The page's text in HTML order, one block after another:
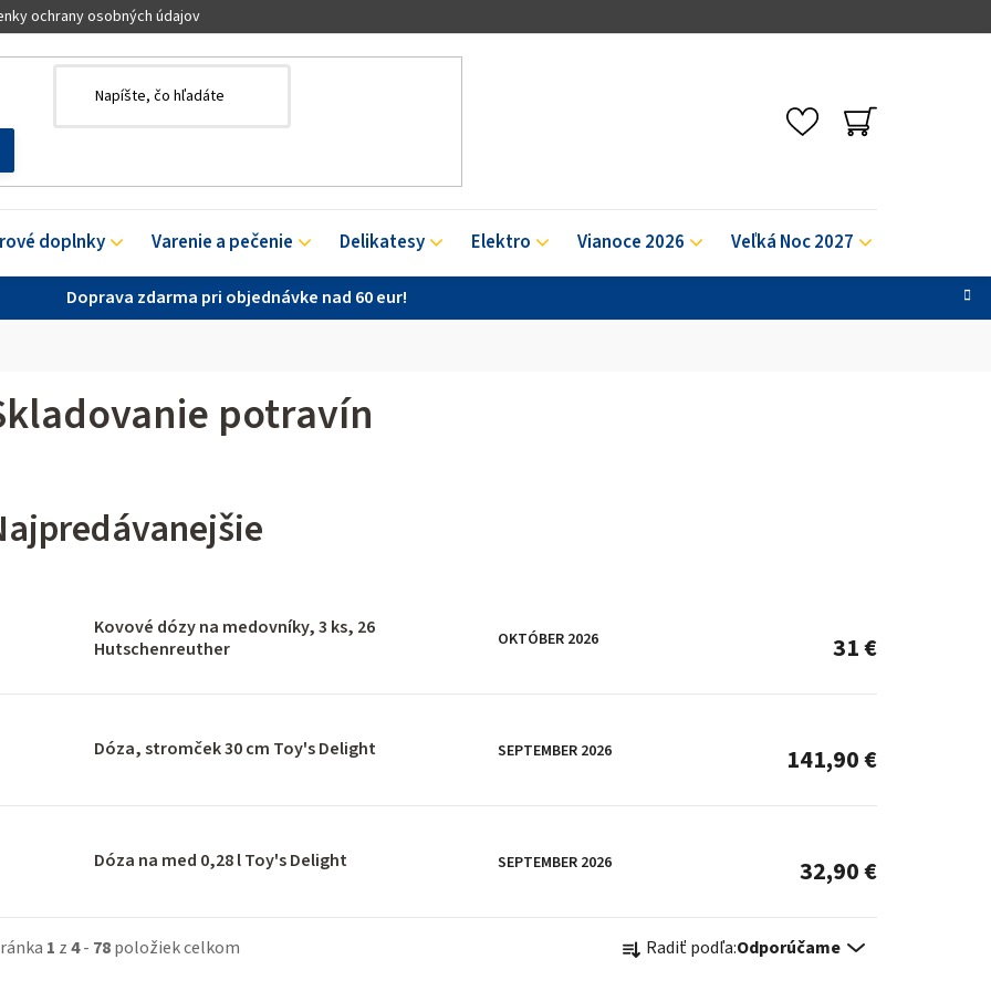
Doprava zdarma pri objednávke nad 60 eur!
ochrany osobných údajov
NÁKUPNÝ
KOŠÍK
doplnky Varenie a pečenie Delikatesy Elektro Vianoce 2026 Veľká Noc 2027
potravín
Kovové dózy na medovníky, 3 ks, 26
Hutschenreuther
OKTÓBER 2026 31 €
Dóza, stromček 30 cm Toy's Delight SEPTEMBER 2026 141,90 €
Dóza na med 0,28 l Toy's Delight SEPTEMBER 2026 32,90 €
1 z4- 78položiek celkom
R Radiť podľa:Odporúčame